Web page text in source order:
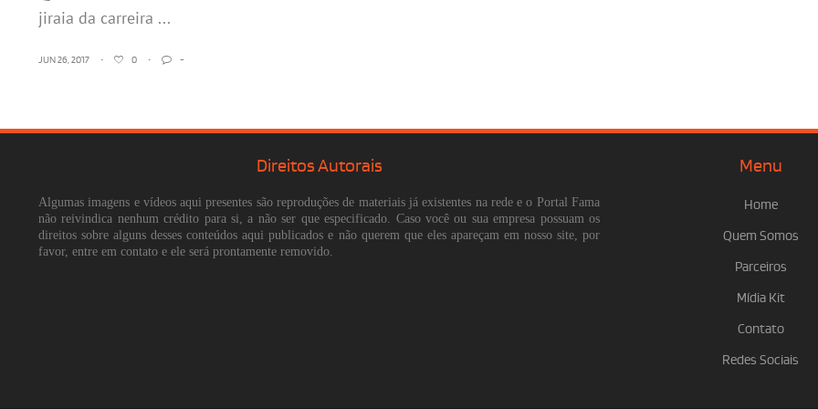
jiraia da carreira ...
JUN 26, 2017 • 0 • -
Direitos Autorais
Algumas imagens e vídeos aqui presentes são reproduções de materiais já existentes na rede e o Portal Fama
não reivindica nenhum crédito para si, a não ser que especificado. Caso você ou sua empresa possuam os
direitos sobre alguns desses conteúdos aqui publicados e não querem que eles apareçam em nosso site, por
favor, entre em contato e ele será prontamente removido.
Menu
Home
Quem Somos
Parceiros
Mídia Kit
Contato
Redes Sociais